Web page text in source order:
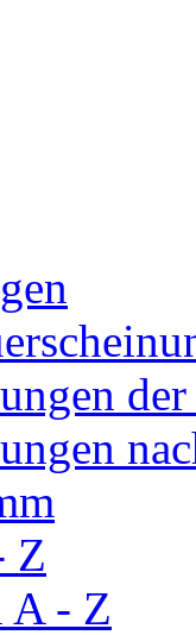
Z
A - Z